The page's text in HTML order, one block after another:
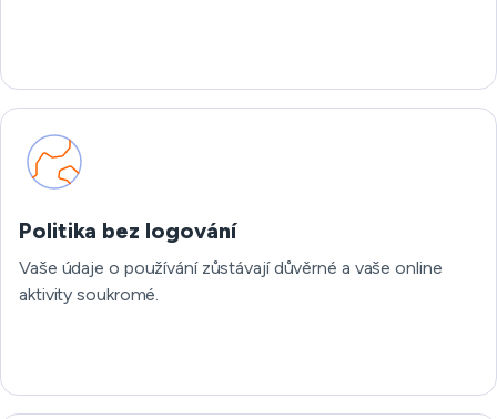
Politika bez logování
Vaše údaje o používání zůstávají důvěrné a vaše online
aktivity soukromé.